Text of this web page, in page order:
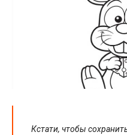
Кстати, чтобы